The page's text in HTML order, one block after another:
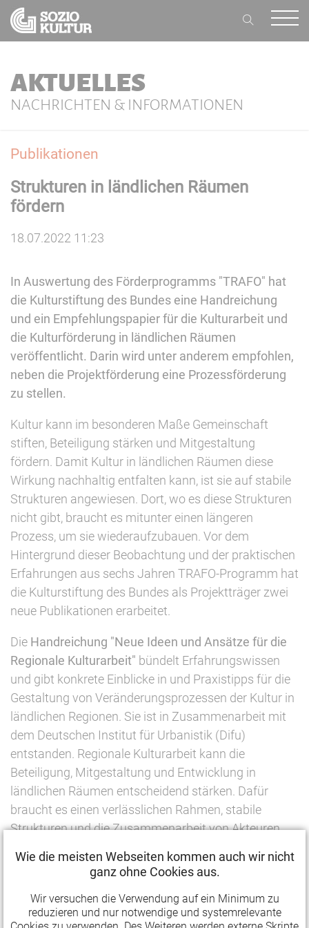
AKTUELLES
NACHRICHTEN & INFORMATIONEN
Publikationen
Strukturen in ländlichen Räumen
fördern
18.07.2022 11:23
In Auswertung des Förderprogramms "TRAFO" hat
die Kulturstiftung des Bundes eine Handreichung
und ein Empfehlungspapier für die Kulturarbeit und
die Kulturförderung in ländlichen Räumen
veröffentlicht. Darin wird unter anderem empfohlen,
neben die Projektförderung eine Prozessförderung
zu stellen.
Kultur kann im besonderen Maße Gemeinschaft
stiften, Beteiligung stärken und Mitgestaltung
fördern. Damit Kultur in ländlichen Räumen diese
Wirkung nachhaltig entfalten kann, ist sie auf stabile
Strukturen angewiesen. Dort, wo es diese Strukturen
nicht gibt, braucht es mitunter einen längeren
Prozess, um sie wiederaufzubauen. Vor dem
Hintergrund dieser Beobachtung und der praktischen
Erfahrungen aus sechs Jahren TRAFO-Programm hat
die Kulturstiftung des Bundes als Projektträger zwei
neue Publikationen erarbeitet.
Die Handreichung "Neue Ideen und Ansätze für die
Regionale Kulturarbeit" bündelt Erfahrungswissen
und gibt konkrete Einblicke in und Praxistipps für die
Gestaltung von Veränderungsprozessen der Kultur in
ländlichen Regionen. Sie ist in Zusammenarbeit mit
dem Deutschen Institut für Urbanistik (Difu)
entstanden. Regionale Kulturarbeit kann die
Beteiligung, Mitgestaltung und Entwicklung in
ländlichen Räumen entscheidend stärken. Dafür
braucht es einen verlässlichen Rahmen, stabile
Strukturen und die Zusammenarbeit von Akteuren
Kulturarbeit als kokreativer und kooperativer Prozess
Neben die Projektförderung eine
Wie die meisten Webseiten kommen auch wir nicht
ganz ohne Cookies aus.
Wir versuchen die Verwendung auf ein Minimum zu
reduzieren und nur notwendige und systemrelevante